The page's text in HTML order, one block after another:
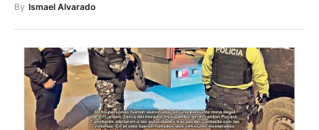
By Ismael Alvarado